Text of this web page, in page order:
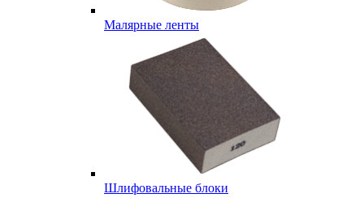
Малярные ленты
Шлифовальные блоки